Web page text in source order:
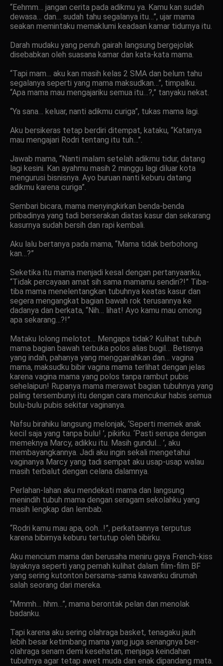
“Eehmm… jangan cerita pada adikmu ya. Kamu kan sudah
dewasa… dan… sudah tahu segalanya itu…”, ujar mama
seakan memintaku memaklumi keadaan kamar tidurnya itu.
Darah mudaku yang penuh gairah langsung bergejolak
disebabkan oleh suasana kamar dan kata-kata mama.
“Tapi mam… aku kan masih kelas 2 SMA dan belum tahu
segalanya seperti yang mama maksudkan…”, timpalku.
“Apa mama mau mengajariku semua itu…?,” tanyaku nekat.
“Ya sana… keluar, nanti adikmu curiga”, tukas mama lagi.
Aku bersikeras tetap berdiri ditempat, kataku, “Katanya
mau mengajari Rodri tentang itu tuh…”.
Jawab mama, “Nanti malam setelah adikmu tidur, datang
lagi kesini. Kan ayahmu masih 2 minggu lagi diluar kota
mengurusi bisnisnya. Ayo buruan nanti keburu datang
adikmu karena curiga”.
Sembari bicara, mama menyingkirkan benda-benda
pribadinya yang tadi berserakan diatas kasur dan sekarang
kasurnya sudah bersih dan rapi kembali.
Aku lalu bertanya pada mama, “Mama tidak berbohong
kan…?”
Seketika itu mama menjadi kesal dengan pertanyaanku,
“Tidak percayaan amat sih sama mamamu sendiri?!” Tiba-
tiba mama menelentangkan tubuhnya keatas kasur dan
segera mengangkat bagian bawah rok terusannya ke
dadanya dan berkata, “Nih… lihat! Ayo kamu mau omong
apa sekarang…?!”
Mataku lolong melotot… Mengapa tidak? Kulihat tubuh
mama bagian bawah terbuka polos alias bugil… Betisnya
yang indah, pahanya yang menggairahkan dan… vagina
mama, maksudku bibir vagina mama terlihat dengan jelas
karena vagina mama yang polos tanpa rambut pubis
sehelaipun! Rupanya mama merawat bagian tubuhnya yang
paling tersembunyi itu dengan cara mencukur habis semua
bulu-bulu pubis sekitar vaginanya.
Nafsu birahiku langsung melonjak, ‘Seperti memek anak
kecil saja yang tanpa bulu! ’, pikirku. ‘Pasti serupa dengan
memeknya Marcy, adikku itu. Masih gundul… ’, aku
membayangkannya. Jadi aku ingin sekali mengetahui
vaginanya Marcy yang tadi sempat aku usap-usap walau
masih terbalut dengan celana dalamnya.
Perlahan-lahan aku mendekati mama dan langsung
menindih tubuh mama dengan seragam sekolahku yang
masih lengkap dan lembab.
“Rodri kamu mau apa, ooh…!”, perkataannya terputus
karena bibirnya keburu tertutup oleh bibirku.
Aku mencium mama dan berusaha meniru gaya French-kiss
layaknya seperti yang pernah kulihat dalam film-film BF
yang sering kutonton bersama-sama kawanku dirumah
salah seorang dari mereka.
“Mmmh… hhm…”, mama berontak pelan dan menolak
badanku.
Tapi karena aku sering olahraga basket, tenagaku jauh
lebih besar ketimbang mama yang juga senangnya ber-
olahraga senam demi kesehatan, menjaga keindahan
tubuhnya agar tetap awet muda dan enak dipandang mata.